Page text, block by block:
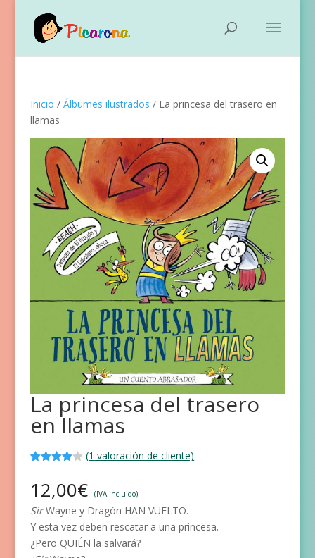
Inicio / Álbumes ilustrados / La princesa del trasero en
llamas
La princesa del trasero
en llamas
de 5 en
base a
valoración
cliente
(1 valoración de cliente)
12,00€ (IVA incluido)
SirWayne y Dragón HAN VUELTO.
Y esta vez deben rescatar a una princesa.
¿Pero QUIÉN la salvará?